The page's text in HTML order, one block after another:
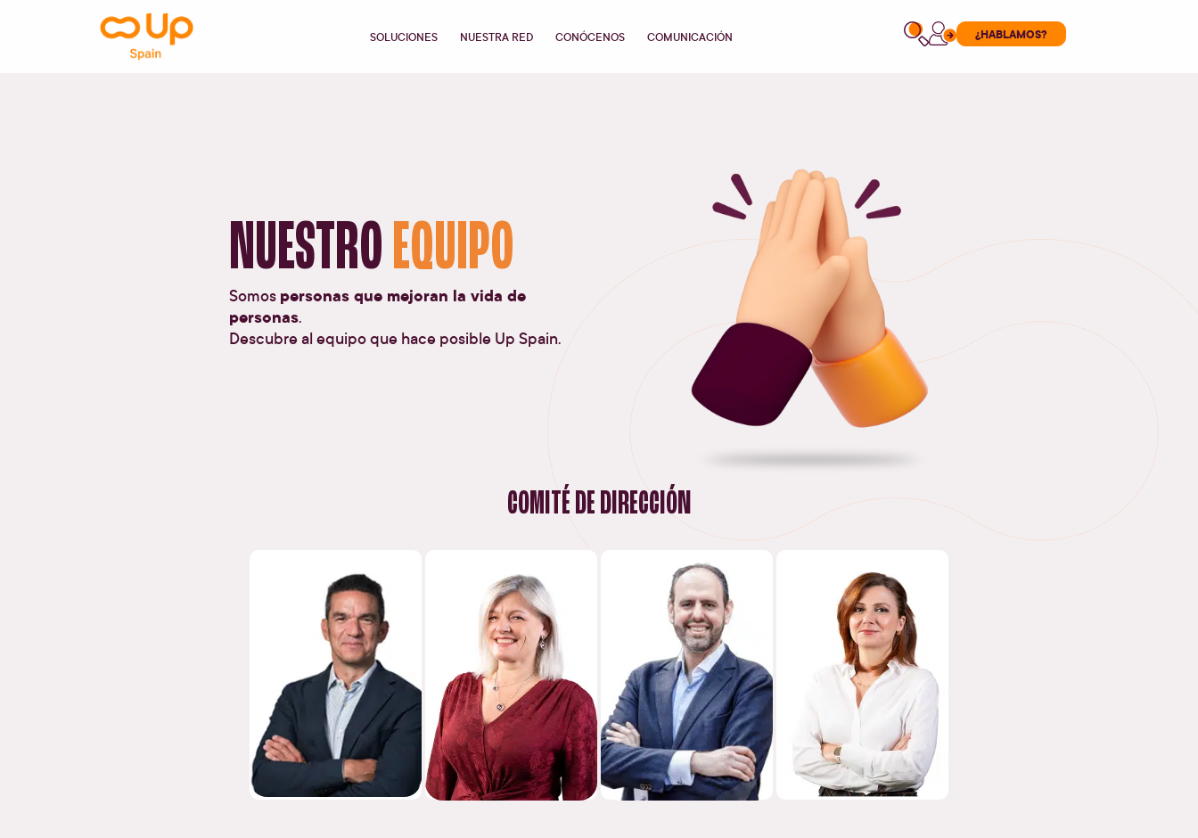
SOLUCIONES NUESTRA RED CONÓCENOS COMUNICACIÓN ¿HABLAMOS?
NUESTROEQUIPO
Somos personas que mejoran la vida de
personas.
Descubre al equipo que hace posible Up Spain.
COMITÉ DE DIRECCIÓN
NACHO GIMENO
DIRECTOR GENERAL
MÓNICA TORRE
DIRECTORA DE
PERSONAS & CULTURA
FERNANDO
RODRÍGUEZ
DIRECTOR DE
TECNOLOGÍA
ISABEL
ESCRIBANO
DIRECTORA DE
FINANZAS & LEGAL